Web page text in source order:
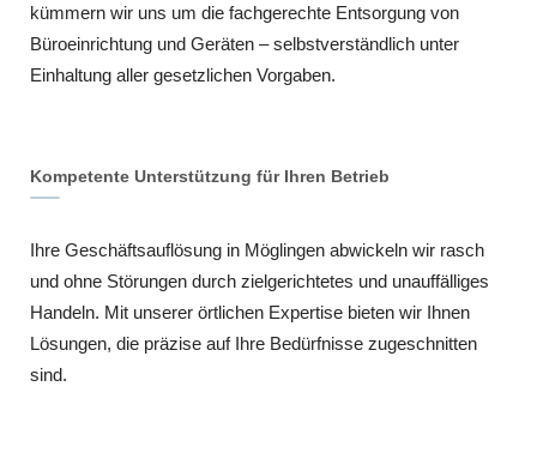
kümmern wir uns um die fachgerechte Entsorgung von
Büroeinrichtung und Geräten – selbstverständlich unter
Einhaltung aller gesetzlichen Vorgaben.
Kompetente Unterstützung für Ihren Betrieb
Ihre Geschäftsauflösung in Möglingen abwickeln wir rasch
und ohne Störungen durch zielgerichtetes und unauffälliges
Handeln. Mit unserer örtlichen Expertise bieten wir Ihnen
Lösungen, die präzise auf Ihre Bedürfnisse zugeschnitten
sind.